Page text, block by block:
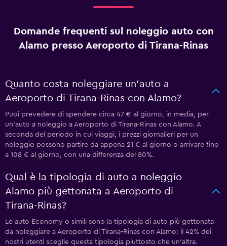
Domande frequenti sul noleggio auto con
Alamo presso Aeroporto di Tirana-Rinas
Quanto costa noleggiare un'auto a
Aeroporto di Tirana-Rinas con Alamo?
Puoi prevedere di spendere circa 47 € al giorno, in media, per
un'auto a noleggio a Aeroporto di Tirana-Rinas con Alamo. A
seconda del periodo in cui viaggi, i prezzi giornalieri per un
noleggio possono partire da appena 21 € al giorno o arrivare fino
a 108 € al giorno, con una differenza del 80%.
Qual è la tipologia di auto a noleggio
Alamo più gettonata a Aeroporto di
Tirana-Rinas?
Le auto Economy o simili sono la tipologia di auto più gettonata
da noleggiare a Aeroporto di Tirana-Rinas con Alamo: il 42% dei
nostri utenti sceglie questa tipologia piuttosto che un'altra.